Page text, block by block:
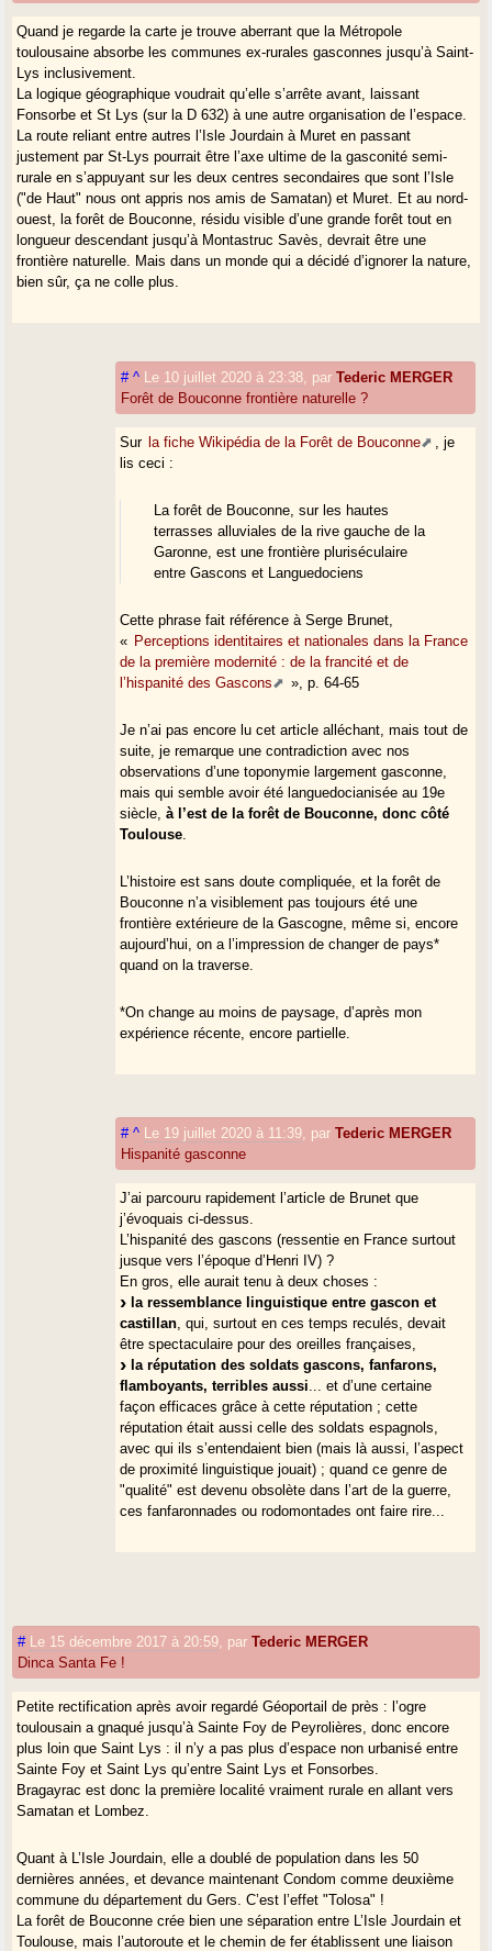
Quand je regarde la carte je trouve aberrant que la Métropole
toulousaine absorbe les communes ex-rurales gasconnes jusqu’à Saint-
Lys inclusivement.
La logique géographique voudrait qu’elle s’arrête avant, laissant
Fonsorbe et St Lys (sur la D 632) à une autre organisation de l’espace.
La route reliant entre autres l’Isle Jourdain à Muret en passant
justement par St-Lys pourrait être l’axe ultime de la gasconité semi-
rurale en s’appuyant sur les deux centres secondaires que sont l’Isle
("de Haut" nous ont appris nos amis de Samatan) et Muret. Et au nord-
ouest, la forêt de Bouconne, résidu visible d’une grande forêt tout en
longueur descendant jusqu’à Montastruc Savès, devrait être une
frontière naturelle. Mais dans un monde qui a décidé d’ignorer la nature,
bien sûr, ça ne colle plus.
# ^ Le 10 juillet 2020 à 23:38 parTederic MERGER
Forêt de Bouconne frontière naturelle ?
Sur la fiche Wikipédia de la Forêt de Bouconne
, je
lis ceci :
La forêt de Bouconne, sur les hautes
terrasses alluviales de la rive gauche de la
Garonne, est une frontière pluriséculaire
entre Gascons et Languedociens
Cette phrase fait référence à Serge Brunet,
« Perceptions identitaires et nationales dans la France
de la première modernité : de la francité et de
l’hispanité des Gascons
», p. 64-65
Je n’ai pas encore lu cet article alléchant, mais tout de
suite, je remarque une contradiction avec nos
observations d’une toponymie largement gasconne,
mais qui semble avoir été languedocianisée au 19e
siècle,à l’est de la forêt de Bouconne, donc côté
Toulouse
L’histoire est sans doute compliquée, et la forêt de
Bouconne n’a visiblement pas toujours été une
frontière extérieure de la Gascogne, même si, encore
aujourd’hui, on a l’impression de changer de pays*
quand on la traverse.
*On change au moins de paysage, d’après mon
expérience récente, encore partielle.
# ^ Le 19 juillet 2020 à 11:39 parTederic MERGER
Hispanité gasconne
J’ai parcouru rapidement l’article de Brunet que
j’évoquais ci-dessus.
L’hispanité des gascons (ressentie en France surtout
jusque vers l’époque d’Henri IV) ?
En gros, elle aurait tenu à deux choses :
la ressemblance linguistique entre gascon et
castillan , qui, surtout en ces temps reculés, devait
être spectaculaire pour des oreilles françaises,
la réputation des soldats gascons, fanfarons,
flamboyants, terribles aussi ... et d’une certaine
façon efficaces grâce à cette réputation ; cette
réputation était aussi celle des soldats espagnols,
avec qui ils s’entendaient bien (mais là aussi, l’aspect
de proximité linguistique jouait) ; quand ce genre de
"qualité" est devenu obsolète dans l’art de la guerre,
ces fanfaronnades ou rodomontades ont faire rire...
# Le 15 décembre 2017 à 20:59 parTederic MERGER
Dinca Santa Fe !
Petite rectification après avoir regardé Géoportail de près : l’ogre
toulousain a gnaqué jusqu’à Sainte Foy de Peyrolières, donc encore
plus loin que Saint Lys : il n’y a pas plus d’espace non urbanisé entre
Sainte Foy et Saint Lys qu’entre Saint Lys et Fonsorbes.
Bragayrac est donc la première localité vraiment rurale en allant vers
Samatan et Lombez.
Quant à L’Isle Jourdain, elle a doublé de population dans les 50
dernières années, et devance maintenant Condom comme deuxième
commune du département du Gers. C’est l’effet "Tolosa" !
La forêt de Bouconne crée bien une séparation entre L’Isle Jourdain et
Toulouse, mais l’autoroute et le chemin de fer établissent une liaison